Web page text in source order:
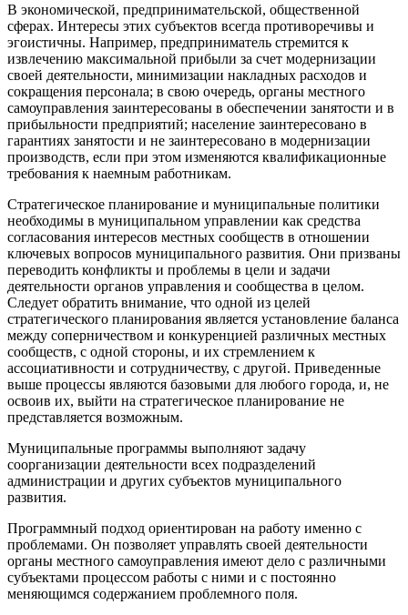
В экономической, предпринимательской, общественной
сферах. Интересы этих субъектов всегда противоречивы и
эгоистичны. Например, предприниматель стремится к
извлечению максимальной прибыли за счет модернизации
своей деятельности, минимизации накладных расходов и
сокращения персонала; в свою очередь, органы местного
самоуправления заинтересованы в обеспечении занятости и в
прибыльности предприятий; население заинтересовано в
гарантиях занятости и не заинтересовано в модернизации
производств, если при этом изменяются квалификационные
требования к наемным работникам.
Стратегическое планирование и муниципальные политики
необходимы в муниципальном управлении как средства
согласования интересов местных сообществ в отношении
ключевых вопросов муниципального развития. Они призваны
переводить конфликты и проблемы в цели и задачи
деятельности органов управления и сообщества в целом.
Следует обратить внимание, что одной из целей
стратегического планирования является установление баланса
между соперничеством и конкуренцией различных местных
сообществ, с одной стороны, и их стремлением к
ассоциативности и сотрудничеству, с другой. Приведенные
выше процессы являются базовыми для любого города, и, не
освоив их, выйти на стратегическое планирование не
представляется возможным.
Муниципальные программы выполняют задачу
соорганизации деятельности всех подразделений
администрации и других субъектов муниципального
развития.
Программный подход ориентирован на работу именно с
проблемами. Он позволяет управлять своей деятельности
органы местного самоуправления имеют дело с различными
субъектами процессом работы с ними и с постоянно
меняющимся содержанием проблемного поля.